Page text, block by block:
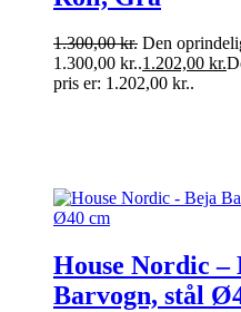
1.300,00kr. Den
1.300,00 kr..1.202,00 kr.
pris er: 1.202,00 kr..
House Nordic –
Barvogn, stål